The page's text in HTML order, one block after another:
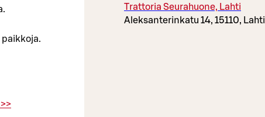
Trattoria Seurahuone, Lahti
Aleksanterinkatu 14, 15110, Lahti